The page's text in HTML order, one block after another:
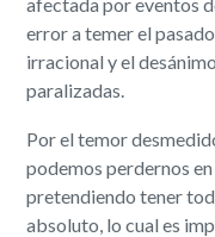
error a temer el
irracional y el
paralizadas.
Por el temor
podemos perdernos
pretendiendo tener
absoluto, lo cual es